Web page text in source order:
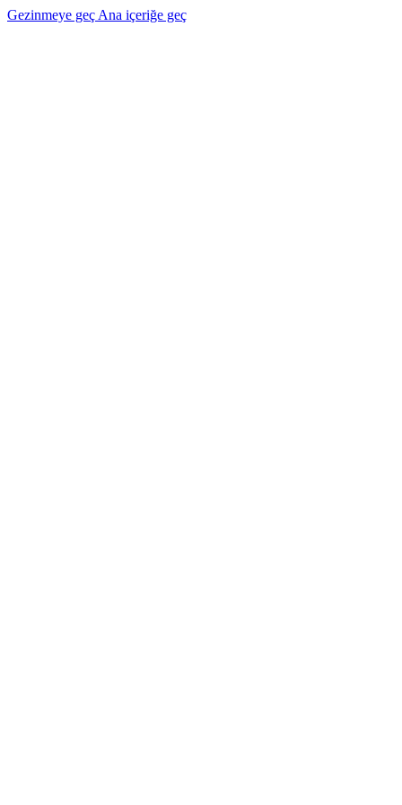
Gezinmeye geç Ana içeriğe geç